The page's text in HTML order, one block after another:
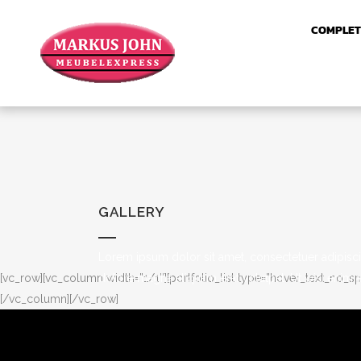
GALLERY
dolore magna aliquam erat volutpat. Ut wisi enim
[vc_row][vc_column width=”1/1″][portfolio_list
[/vc_column][/vc_row]